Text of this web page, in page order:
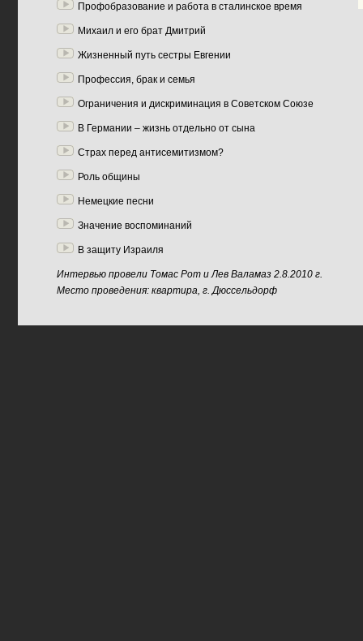
Профобразование и работа в сталинское время
Михаил и его брат Дмитрий
Жизненный путь сестры Евгении
Профессия, брак и семья
Ограничения и дискриминация в Советском Союзе
В Германии – жизнь отдельно от сына
Страх перед антисемитизмом?
Роль общины
Немецкие песни
Значение воспоминаний
В защиту Израиля
Интервью провели Томас Рот и Лев Валамаз 2.8.2010 г.
Место проведения: квартира, г. Дюссельдорф